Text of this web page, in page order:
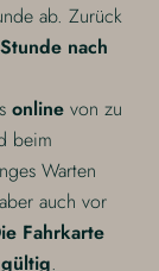
ab. Zurück
nach
online von zu
beim
Warten
auch vor
Fahrkarte
.